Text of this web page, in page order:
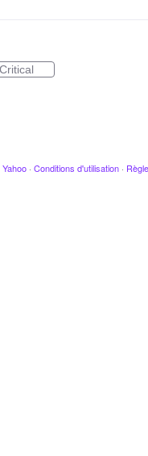
Critical
Yahoo · Conditions d'utilisation ·